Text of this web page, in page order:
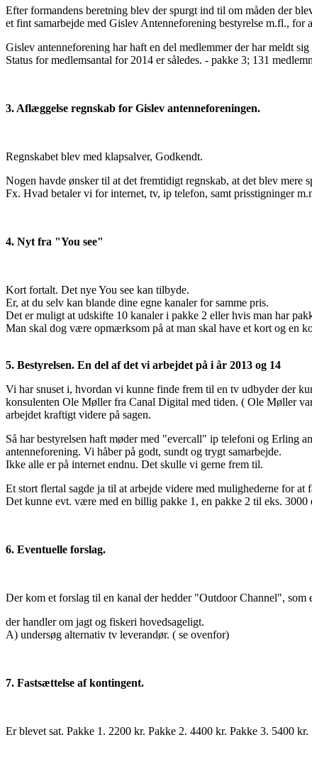
Efter formandens beretning blev der spurgt ind til om måden der
et fint samarbejde med Gislev Antenneforening bestyrelse m.fl., for
Gislev antenneforening har haft en del medlemmer der har meldt
Status for medlemsantal for 2014 er således. - pakke 3; 131
3. Aflæggelse regnskab for Gislev antenneforeningen.
Regnskabet blev med klapsalver, Godkendt.
Nogen havde ønsker til at det fremtidigt regnskab, at det blev mere
Fx. Hvad betaler vi for internet, tv, ip telefon, samt prisstigninger
4. Nyt fra "You see"
Kort fortalt. Det nye You see kan tilbyde.
Er, at du selv kan blande dine egne kanaler for samme pris.
Det er muligt at udskifte 10 kanaler i pakke 2 eller hvis man har
Man skal dog være opmærksom på at man skal have et kort og en
5. Bestyrelsen. En del af det vi arbejdet på i år 2013 og 14
Vi har snuset i, hvordan vi kunne finde frem til en tv udbyder der
konsulenten Ole Møller fra Canal Digital med tiden. ( Ole Møller
arbejdet kraftigt videre på sagen.
Så har bestyrelsen haft møder med "evercall" ip telefoni og Erling
antenneforening. Vi håber på godt, sundt og trygt samarbejde.
Ikke alle er på internet endnu. Det skulle vi gerne frem til.
Et stort flertal sagde ja til at arbejde videre med mulighederne for at
Det kunne evt. være med en billig pakke 1, en pakke 2 til eks. 3000
6. Eventuelle forslag.
Der kom et forslag til en kanal der hedder "Outdoor Channel", som
der handler om jagt og fiskeri hovedsageligt.
A) undersøg alternativ tv leverandør. ( se ovenfor)
7. Fastsættelse af kontingent.
Er blevet sat. Pakke 1. 2200 kr. Pakke 2. 4400 kr. Pakke 3. 5400 kr.